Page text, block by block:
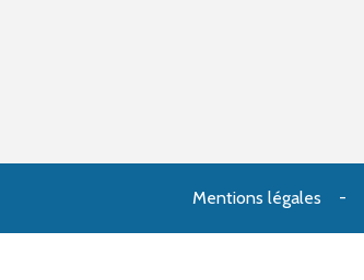
Mentions légales